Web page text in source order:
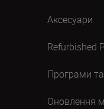
Аксесуари
Refurbished
Програми
Оновлення